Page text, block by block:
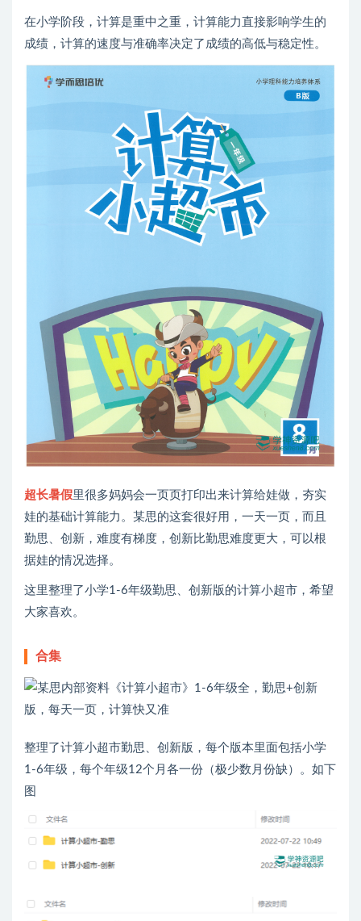
在小学阶段，计算是重中之重，计算能力直接影响学生的
成绩，计算的速度与准确率决定了成绩的高低与稳定性。
超长暑假里很多妈妈会一页页打印出来计算给娃做，夯实
娃的基础计算能力。某思的这套很好用，一天一页，而且
勤思、创新，难度有梯度，创新比勤思难度更大，可以根
据娃的情况选择。
这里整理了小学1-6年级勤思、创新版的计算小超市，希望
大家喜欢。
合集
整理了计算小超市勤思、创新版，每个版本里面包括小学
1-6年级，每个年级12个月各一份（极少数月份缺）。如下
图